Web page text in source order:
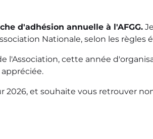
d'adhésion annuelle à l'AFGG.
Nationale, selon les règles
cette année
et souhaite vous retrouver